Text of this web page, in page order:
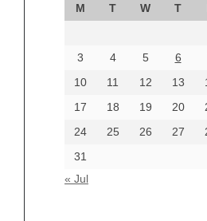
M T W T
3
4 5 6
10
11 12 13
17
18 19 20
24
25 26 27
31
« Jul
August 2024
June 2024
Categories
beauty